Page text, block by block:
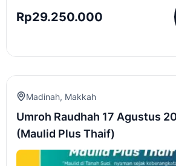
Rp29.250.000
Madinah, Makkah
Umroh Raudhah 17 Agustus
(Maulid Plus Thaif)